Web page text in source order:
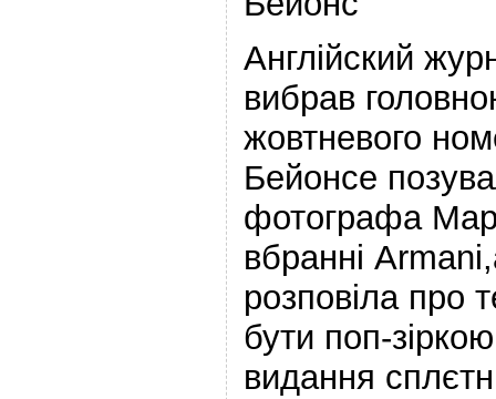
Англійский
вибрав
жовтневого
Бейонсе
фотографа
вбранні
розповіла про
бути поп-
видання